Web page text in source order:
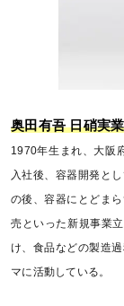
奥田有吾 日硝実
1970年生まれ、大阪
入社後、容器開発と
の後、容器にとどま
売といった新規事業
け、食品などの製造
マに活動している。